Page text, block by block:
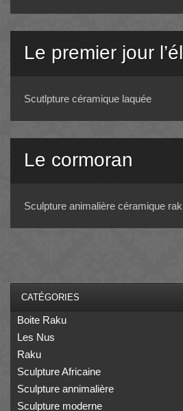
Le premier jour
Scutlpture céramique laquée
Le cormoran
Sculpture animalière céramique
CATÉGORIES
Boite Raku
Les Nus
Raku
Sculpture Africaine
Sculpture annimalière
Sculpture moderne